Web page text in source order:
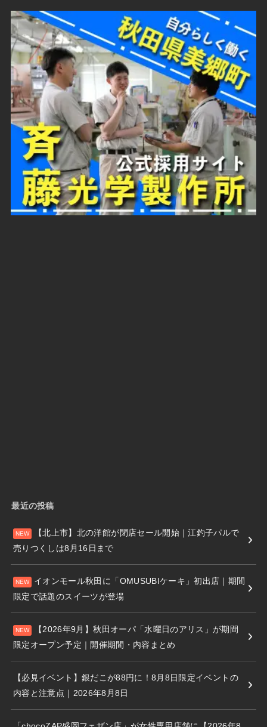
最近の投稿
【北上市】北の洋館が閉店セール開始｜江釣子パルで
売りつくしは8月16日まで
イオンモール秋田に「OMUSUBIケーキ」初出店｜期間
限定で話題のスイーツが登場
【2026年9月】秋田オーパ「水曜日のアリス」が期間
限定オープン予定｜開催期間・内容まとめ
【必見イベント】銀だこが88円に！8月8日限定イベントの
内容と注意点｜2026年8月8日